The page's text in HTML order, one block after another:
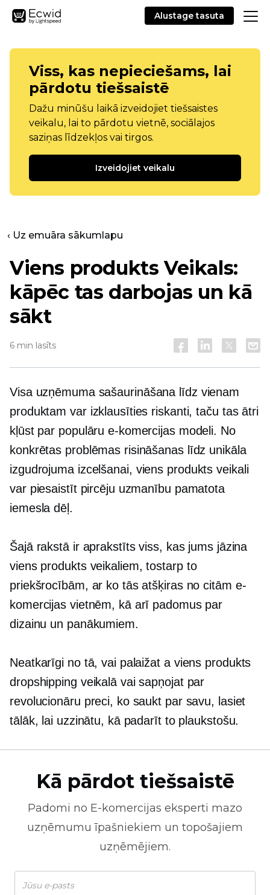
Alustage tasuta
Viss, kas nepieciešams, lai
pārdotu tiešsaistē
Dažu minūšu laikā izveidojiet tiešsaistes
veikalu, lai to pārdotu vietnē, sociālajos
saziņas līdzekļos vai tirgos.
Izveidojiet veikalu
‹ Uz emuāra sākumlapu
Viens produkts Veikals:
kāpēc tas darbojas un kā
sākt
6 min lasīts
Visa uzņēmuma sašaurināšana līdz vienam
produktam var izklausīties riskanti, taču tas ātri
kļūst par populāru e-komercijas modeli. No
konkrētas problēmas risināšanas līdz unikāla
izgudrojuma izcelšanai, viens produkts veikali
var piesaistīt pircēju uzmanību pamatota
iemesla dēļ.
Šajā rakstā ir aprakstīts viss, kas jums jāzina
viens produktsveikaliem, tostarp to
priekšrocībām, ar ko tās atšķiras no citām e-
komercijas vietnēm, kā arī padomus par
dizainu un panākumiem.
Neatkarīgi no tā, vai palaižat a viens produkts
dropshipping veikalā vai sapņojat par
revolucionāru preci, ko saukt par savu, lasiet
tālāk, lai uzzinātu, kā padarīt to plaukstošu.
Kā pārdot tiešsaistē
Padomi no E-komercijas eksperti mazo
uzņēmumu īpašniekiem un topošajiem
uzņēmējiem.